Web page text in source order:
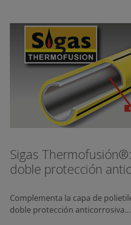
Sigas
doble protección
Complementa la capa de
doble protección anticorrosiva…